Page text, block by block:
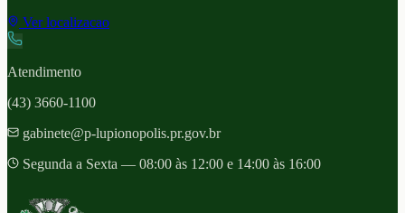
Ver localizacao
Atendimento
(43) 3660-1100
gabinete@p-lupionopolis.pr.gov.br
Segunda a Sexta — 08:00 às 12:00 e 14:00 às 16:00